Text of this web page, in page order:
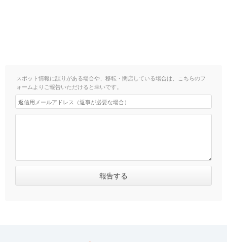
スポット情報に誤りがある場合や、移転・閉店している場合は、こちらのフ
ォームよりご報告いただけると幸いです。